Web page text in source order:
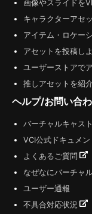
画像やスライドを
キャラクターアセ
アイテム・ロケー
アセットを投稿し
ユーザーストアで
推しアセットを紹
ヘルプ/お問い合
バーチャルキャス
VCI公式ドキュメン
よくあるご質問
なぜなにバーチャ
ユーザー通報
不具合対応状況